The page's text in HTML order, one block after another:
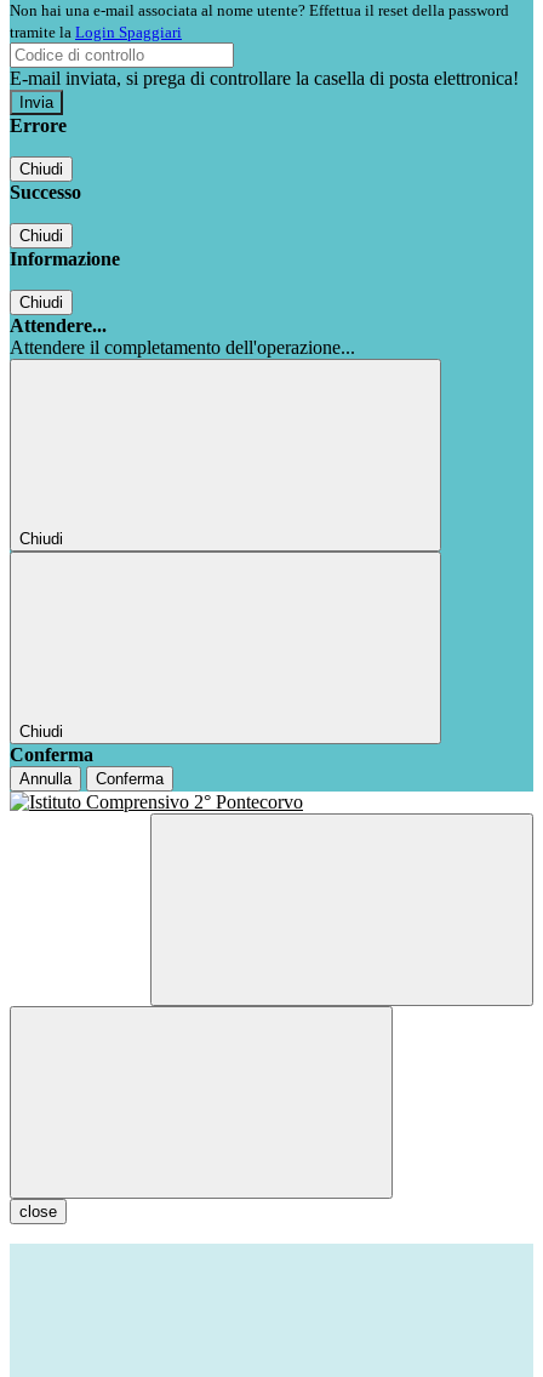
Non hai una e-mail associata al nome utente? Effettua il reset della password
tramite la Login Spaggiari
E-mail inviata, si prega di controllare la casella di posta elettronica!
Errore
Chiudi
Successo
Chiudi
Informazione
Chiudi
Attendere...
Attendere il completamento dell'operazione...
Chiudi
Chiudi
Conferma
Annulla Conferma
close